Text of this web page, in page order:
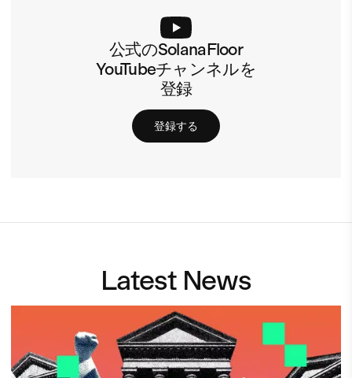
公式のSolanaFloor
YouTubeチャンネルを
登録
登録する
Latest News